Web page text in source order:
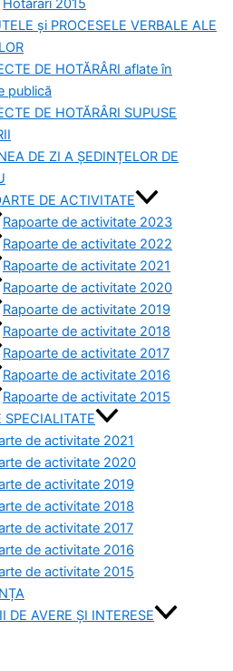
și PROCESELE VERBALE ALE
DE HOTĂRÂRI aflate în
publică
DE HOTĂRÂRI SUPUSE
DE ZI A ȘEDINȚELOR DE
DE ACTIVITATE
Rapoarte de activitate 2023
Rapoarte de activitate 2022
Rapoarte de activitate 2021
Rapoarte de activitate 2020
Rapoarte de activitate 2019
Rapoarte de activitate 2018
Rapoarte de activitate 2017
Rapoarte de activitate 2016
Rapoarte de activitate 2015
de activitate 2021
de activitate 2020
de activitate 2019
de activitate 2018
de activitate 2017
de activitate 2016
de activitate 2015
DE AVERE ȘI INTERESE